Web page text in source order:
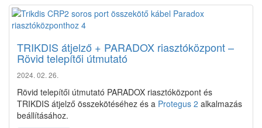
TRIKDIS átjelző + PARADOX riasztóközpont –
Rövid telepítői útmutató
2024. 02. 26.
Rövid telepítői útmutató PARADOX riasztóközpont és
TRIKDIS átjelző összekötéséhez és a Protegus 2 alkalmazás
beállításához.